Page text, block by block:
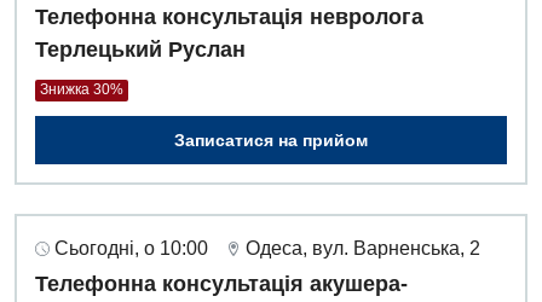
Телефонна консультація невролога
Терлецький Руслан
Знижка 30%
Записатися на прийом
Сьогодні, о 10:00 Одеса, вул. Варненська, 2
Телефонна консультація акушера-